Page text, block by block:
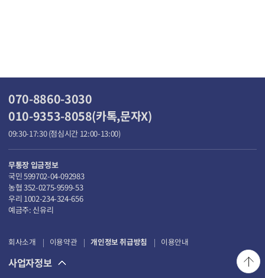
회사소개 이용약관 개인정보 취급방침 이용안내
사업자정보
070-8860-3030
010-9353-8058(카톡,문자X)
09:30-17:30 (점심시간 12:00-13:00)
무통장 입금정보
국민 599702-04-092983
농협 352-0275-9599-53
우리 1002-234-324-656
예금주: 신유리